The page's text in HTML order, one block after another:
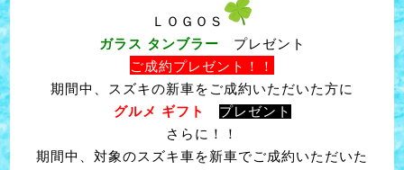
ＬＯＧＯＳ
ガラス タンブラー プレゼント
ご成約プレゼント！！
期間中、スズキの新車をご成約いただいた方に
グルメ ギフト
プレゼント
さらに！！
期間中、対象のスズキ車を新車でご成約いただいた